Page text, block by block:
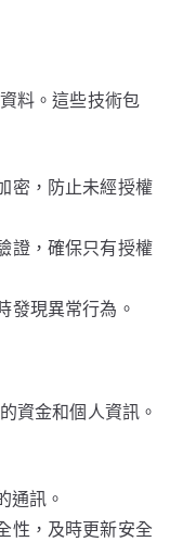
料。這些技術包
密，防止未經授權
證，確保只有授權
發現異常行為。
資金和個人資訊。
通訊。
性，及時更新安全